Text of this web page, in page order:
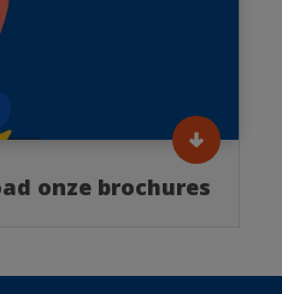
onze brochures